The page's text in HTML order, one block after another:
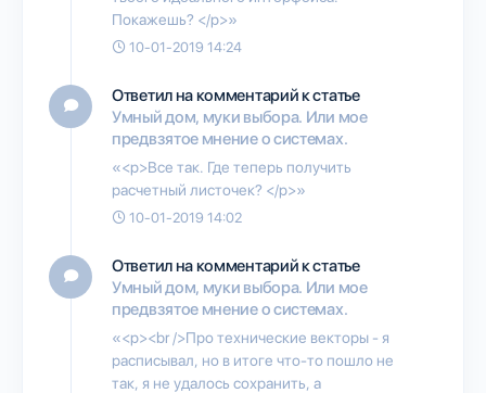
Покажешь? </p>»
10-01-2019 14:24
Ответил на комментарий к статье
Умный дом, муки выбора. Или мое
предвзятое мнение о системах.
«<p>Все так. Где теперь получить
расчетный листочек? </p>»
10-01-2019 14:02
Ответил на комментарий к статье
Умный дом, муки выбора. Или мое
предвзятое мнение о системах.
«<p><br />Про технические векторы - я
расписывал, но в итоге что-то пошло не
так, я не удалось сохранить, а